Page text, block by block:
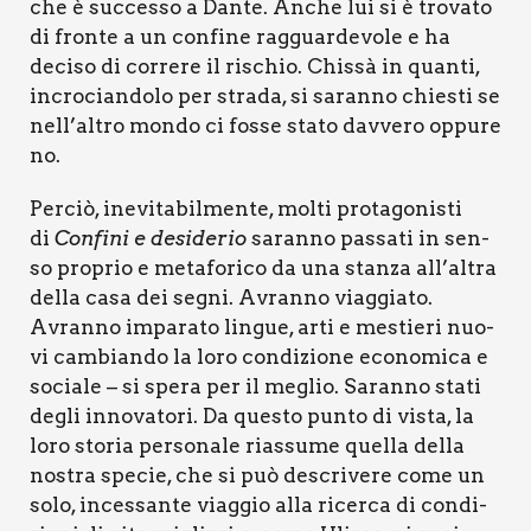
che è suc­ces­so a Dan­te. Anche lui si è tro­va­to
di fron­te a un con­fi­ne rag­guar­de­vo­le e ha
deci­so di cor­re­re il rischio. Chis­sà in quan­ti,
incro­cian­do­lo per stra­da, si saran­no chie­sti se
nell’altro mon­do ci fos­se sta­to dav­ve­ro oppu­re
no.
Per­ciò, ine­vi­ta­bil­men­te, mol­ti pro­ta­go­ni­sti
di Con­fi­ni e desi­de­rio saran­no pas­sa­ti in sen­
so pro­prio e meta­fo­ri­co da una stan­za all’altra
del­la casa dei segni. Avran­no viag­gia­to.
Avran­no impa­ra­to lin­gue, arti e mestie­ri nuo­
vi cam­bian­do la loro con­di­zio­ne eco­no­mi­ca e
socia­le – si spe­ra per il meglio. Saran­no sta­ti
degli inno­va­to­ri. Da que­sto pun­to di vista, la
loro sto­ria per­so­na­le rias­su­me quel­la del­la
nostra spe­cie, che si può descri­ve­re come un
solo, inces­san­te viag­gio alla ricer­ca di con­di­